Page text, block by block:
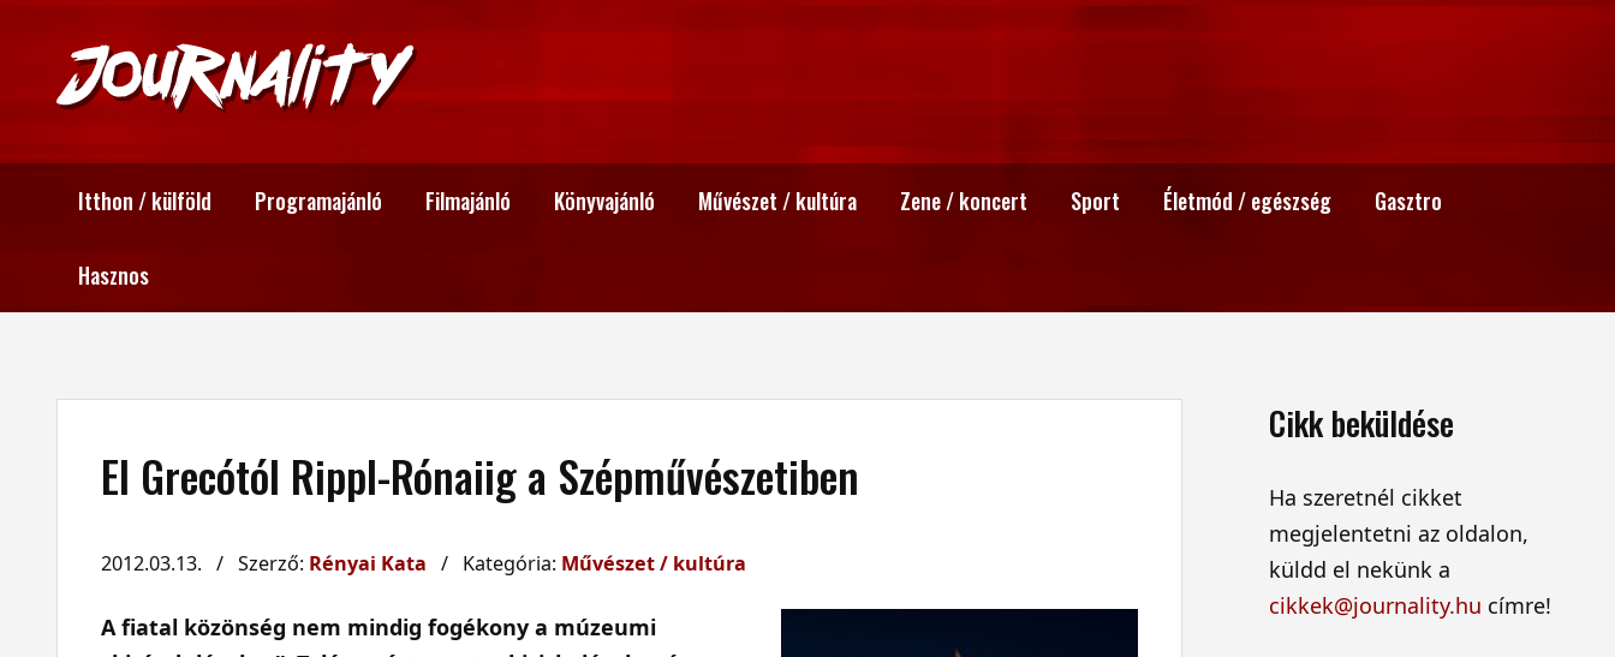
Itthon / külföld Programajánló Filmajánló Könyvajánló Művészet / kultúra Zene / koncert Sport Életmód / egészség Gasztro
Hasznos
El Grecótól Rippl-Rónaiig a Szépművészetiben
2012.03.13. / Szerző: Rényai Kata / Kategória: Művészet / kultúra
A fiatal közönség nem mindig fogékony a múzeumi
Cikk beküldése
Ha szeretnél cikket
megjelentetni az oldalon,
küldd el nekünk a
cikkek@journality.hu címre!